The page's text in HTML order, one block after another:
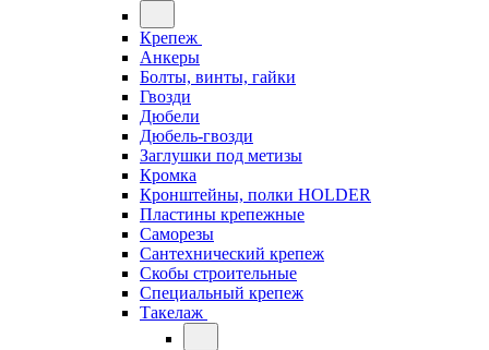
Крепеж
Анкеры
Болты, винты, гайки
Гвозди
Дюбели
Дюбель-гвозди
Заглушки под метизы
Кромка
Кронштейны, полки НОLDER
Пластины крепежные
Саморезы
Сантехнический крепеж
Скобы строительные
Специальный крепеж
Такелаж